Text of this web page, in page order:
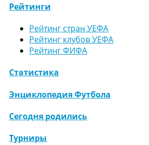
Рейтинги
Рейтинг стран УЕФА
Рейтинг клубов УЕФА
Рейтинг ФИФА
Статистика
Энциклопедия Футбола
Сегодня родились
Турниры